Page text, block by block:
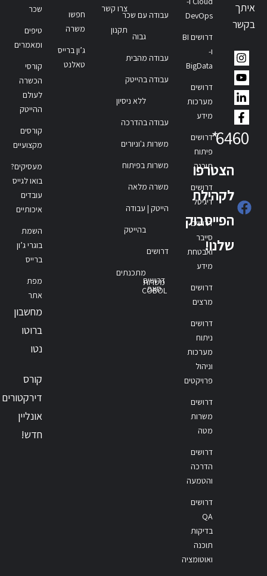
איתך
בקשר
6460
*
הצטרפו
לקהילת
הפייסבוק
שלנו!
DevOps
דרושים BI
ו-
BigData
דרושים
מערכות
מידע
דרושים
פיתוח
תוכנה
דרושים
דיגיטל
דרושים
סייבר
ואבטחת
מידע
דרושים
מרצים
דרושים
ניתוח
מערכות
וניהול
פרויקטים
דרושים
משרות
מטה
דרושים
הדרכה
והטמעה
דרושים
QA
בדיקות
תוכנה
ואוטומציה
עבודה עם שכר
גבוה
עבודה מהבית
עבודה בהייטק
ללא ניסיון
עבודה בהדרכה
משרות ג'וניורים
משרות בפיתוח
משרה מלאה
הייטק | עבודה
בהייטק
דרושים
מתכנתים
דרושים
סאפ
משרות
COBOL
צרו קשר
תקנון
חפשו
משרה
ג’ון ברייס
טאלנט
שכר
טיפים
ומאמרים
קורסי
הכשרה
לעולם
ההייטק
קורסים
מקצועיים
מעסיקים?
בואו לגייס
עובדים
איכותיים
השמת
בוגרי ג’ון
ברייס
מפת
אתר
מחשבון
ברוטו
נטו
קורס
דירקטורים
אונליין
חדש!